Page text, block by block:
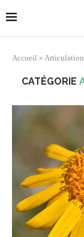
Accueil »
CATÉGORIE